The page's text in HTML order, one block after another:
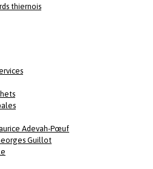
thiernois
Adevah-Pœuf
Guillot